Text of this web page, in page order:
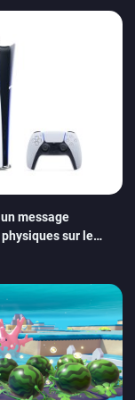
message
sur le